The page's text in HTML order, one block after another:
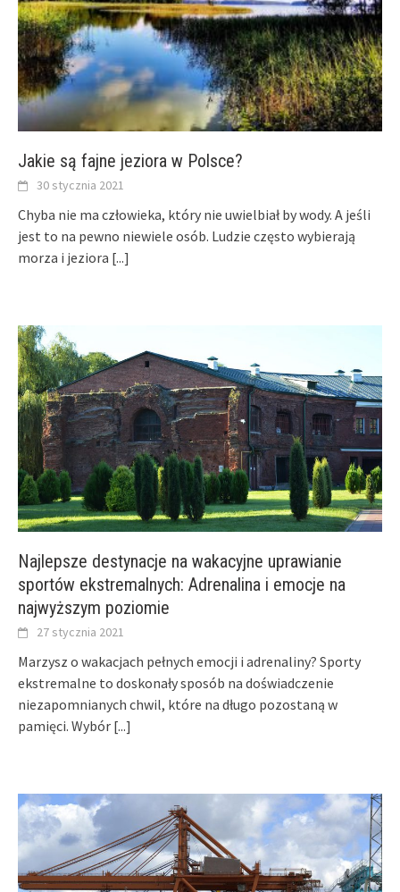
Jakie są fajne jeziora w Polsce?
30 stycznia 2021
Chyba nie ma człowieka, który nie uwielbiał by wody. A jeśli
jest to na pewno niewiele osób. Ludzie często wybierają
morza i jeziora [...]
Najlepsze destynacje na wakacyjne uprawianie
sportów ekstremalnych: Adrenalina i emocje na
najwyższym poziomie
27 stycznia 2021
Marzysz o wakacjach pełnych emocji i adrenaliny? Sporty
ekstremalne to doskonały sposób na doświadczenie
niezapomnianych chwil, które na długo pozostaną w
pamięci. Wybór [...]